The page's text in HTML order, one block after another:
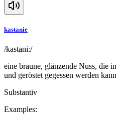
kastanie
/kastaniː/
eine braune, glänzende Nuss, die
und geröstet gegessen werden kann
Substantiv
Examples: